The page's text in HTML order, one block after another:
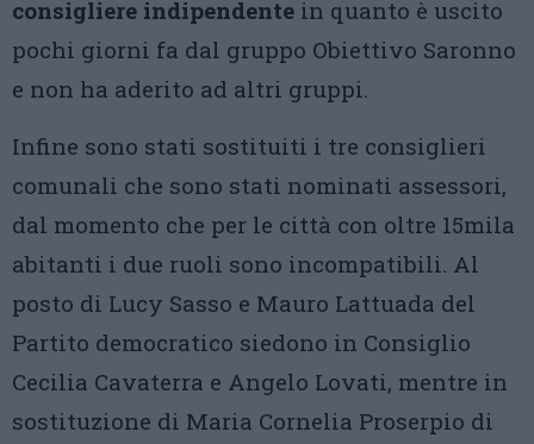
consigliere indipendente in quanto è uscito
pochi giorni fa dal gruppo Obiettivo Saronno
e non ha aderito ad altri gruppi.
Infine sono stati sostituiti i tre consiglieri
comunali che sono stati nominati assessori,
dal momento che per le città con oltre 15mila
abitanti i due ruoli sono incompatibili. Al
posto di Lucy Sasso e Mauro Lattuada del
Partito democratico siedono in Consiglio
Cecilia Cavaterra e Angelo Lovati, mentre in
sostituzione di Maria Cornelia Proserpio di